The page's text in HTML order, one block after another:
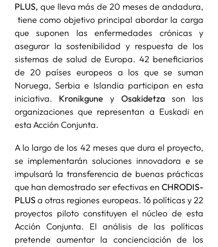
PLUS, que lleva más de 20 meses de andadura,
tiene como objetivo principal abordar la carga
que suponen las enfermedades crónicas y
asegurar la sostenibilidad y respuesta de los
sistemas de salud de Europa. 42 beneficiarios
de 20 países europeos a los que se suman
Noruega, Serbia e Islandia participan en esta
iniciativa. Kronikgune y Osakidetza son las
organizaciones que representan a Euskadi en
esta Acción Conjunta.
A lo largo de los 42 meses que dura el proyecto,
se implementarán soluciones innovadora e se
impulsará la transferencia de buenas prácticas
que han demostrado ser efectivas en CHRODIS-
PLUSa otras regiones europeas. 16 políticas y 22
proyectos piloto constituyen el núcleo de esta
Acción Conjunta. El análisis de las políticas
pretende aumentar la concienciación de los